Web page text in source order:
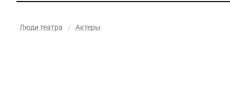
Люди театра / Актеры